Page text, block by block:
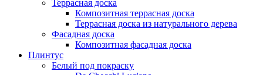
Террасная доска
Композитная террасная доска
Террасная доска из натурального дерева
Фасадная доска
Композитная фасадная доска
Плинтус
Белый под покраску